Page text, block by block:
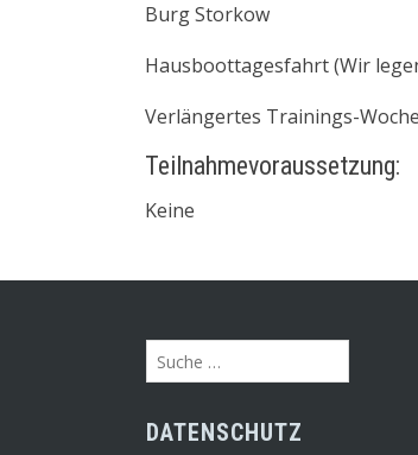
Burg Storkow
Hausboottagesfahrt (Wir
Verlängertes Trainings-
Teilnahmevoraussetzung:
Keine
Suche
nach:
DATENSCHUTZ